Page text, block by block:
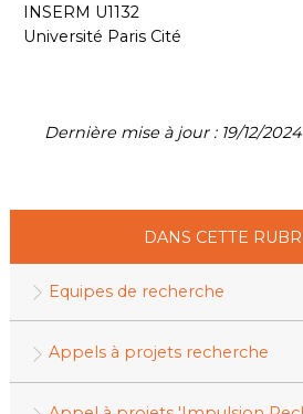
INSERM U1132
Université Paris Cité
Dernière mise à jour : 19/12/2024
DANS CETTE
Equipes de recherche
Appels à projets recherche